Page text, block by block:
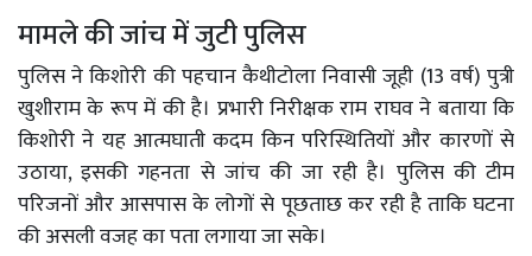
मामले की जांच में जुटी पुलिस
पुलिस ने किशोरी की पहचान कैथीटोला निवासी जूही (13 वर्ष) पुत्री
खुशीराम के रूप में की है। प्रभारी निरीक्षक राम राघव ने बताया कि
किशोरी ने यह आत्मघाती कदम किन परिस्थितियों और कारणों से
उठाया, इसकी गहनता से जांच की जा रही है। पुलिस की टीम
परिजनों और आसपास के लोगों से पूछताछ कर रही है ताकि घटना
की असली वजह का पता लगाया जा सके।